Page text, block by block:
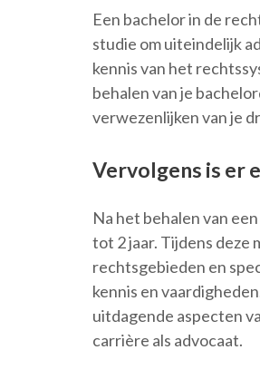
Een bachelor in de
studie om uiteindelijk
kennis van het
behalen van je
verwezenlijken van je
Vervolgens is er
Na het behalen van
tot 2 jaar. Tijdens
rechtsgebieden en
kennis en
uitdagende aspecten
carrière als advocaat.